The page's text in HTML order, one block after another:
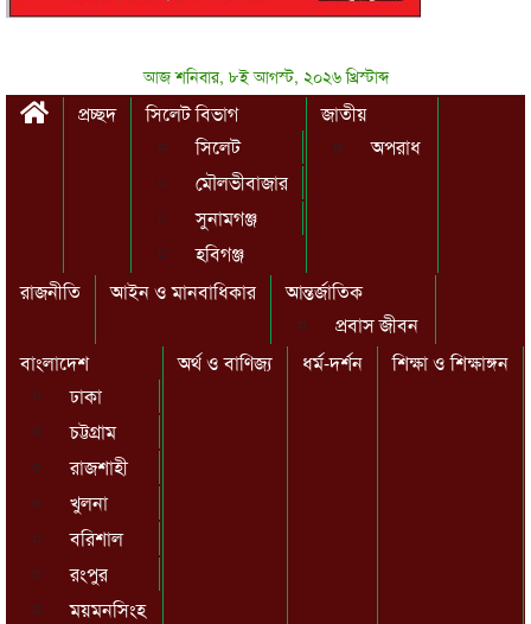
আজ শনিবার, ৮ই আগস্ট, ২০২৬ খ্রিস্টাব্দ
প্রচ্ছদ
সিলেট বিভাগ
সিলেট
মৌলভীবাজার
সুনামগঞ্জ
হবিগঞ্জ
জাতীয়
অপরাধ
রাজনীতি আইন ও মানবাধিকার
আন্তর্জাতিক
প্রবাস জীবন
বাংলাদেশ
ঢাকা
চট্টগ্রাম
রাজশাহী
খুলনা
বরিশাল
রংপুর
ময়মনসিংহ
অর্থ ও বাণিজ্য ধর্ম-দর্শন শিক্ষা ও শিক্ষাঙ্গন